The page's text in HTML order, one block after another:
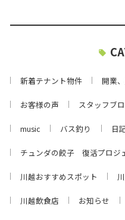
新着テナント物件 開業
お客様の声 スタッフブ
music バス釣り 日
チュンダの餃子 復活プロジ
川越おすすめスポット
川越飲食店 お知らせ